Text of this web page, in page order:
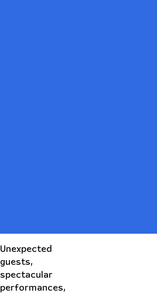
Unexpected
guests,
spectacular
performances,